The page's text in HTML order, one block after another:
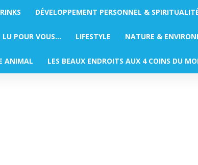
DÉVELOPPEMENT PERSONNEL &
LU POUR VOUS… LIFESTYLE NATURE &
ANIMAL LES BEAUX ENDROITS AUX 4 COINS DU